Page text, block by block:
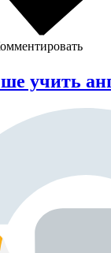
учить